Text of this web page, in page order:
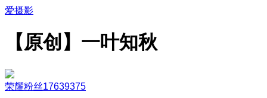
爱摄影
【原创】一叶知秋
荣耀粉丝17639375